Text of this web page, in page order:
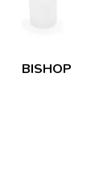
BISHOP